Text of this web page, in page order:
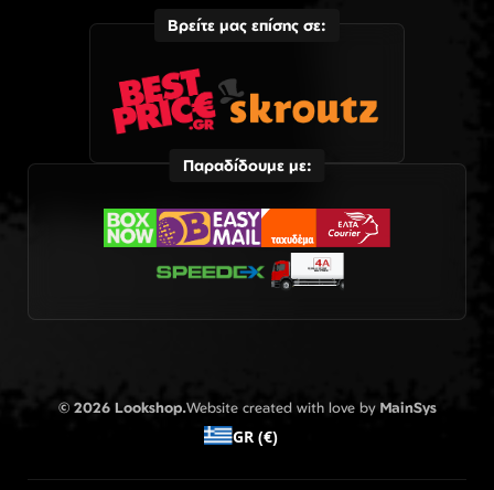
Βρείτε μας επίσης σε:
Παραδίδουμε με:
© 2026 Lookshop.Website created with love by MainSys
GR (€)